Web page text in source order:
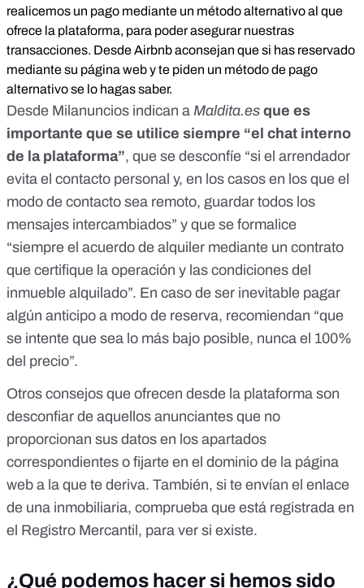
realicemos un pago mediante un método alternativo al que
ofrece la plataforma, para poder asegurar nuestras
transacciones. Desde Airbnb aconsejan que si has reservado
mediante su página web y te piden un método de pago
alternativo se lo hagas saber.
Desde Milanuncios indican a Maldita.es que es
importante que se utilice siempre “el chat interno
de la plataforma”, que se desconfíe “si el arrendador
evita el contacto personal y, en los casos en los que el
modo de contacto sea remoto, guardar todos los
mensajes intercambiados” y que se formalice
“siempre el acuerdo de alquiler mediante un contrato
que certifique la operación y las condiciones del
inmueble alquilado”. En caso de ser inevitable pagar
algún anticipo a modo de reserva, recomiendan “que
se intente que sea lo más bajo posible, nunca el 100%
del precio”.
Otros consejos que ofrecen desde la plataforma son
desconfiar de aquellos anunciantes que no
proporcionan sus datos en los apartados
correspondientes o fijarte en el dominio de la página
web a la que te deriva. También, si te envían el enlace
de una inmobiliaria, comprueba que está registrada en
el Registro Mercantil , para ver si existe.
¿Qué podemos hacer si hemos sido